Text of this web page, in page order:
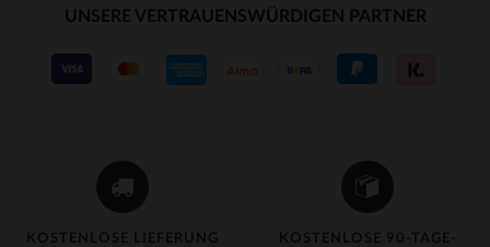
KOSTENLOSE LIEFERUNG
KOSTENLOSE 90-TAGE-
UNSERE VERTRAUENSWÜRDIGEN PARTNER